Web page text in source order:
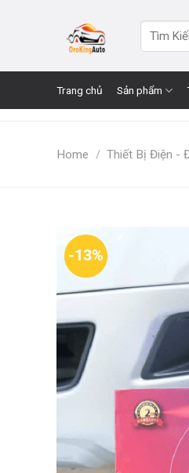
for:
Trang chủ Sản phẩm
Home / Thiết Bị Điện -
-13%